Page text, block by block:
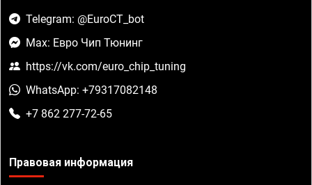
Telegram: @EuroCT_bot
Max: Евро Чип Тюнинг
https://vk.com/euro_chip_tuning
WhatsApp: +79317082148
+7 862 277-72-65
Правовая информация